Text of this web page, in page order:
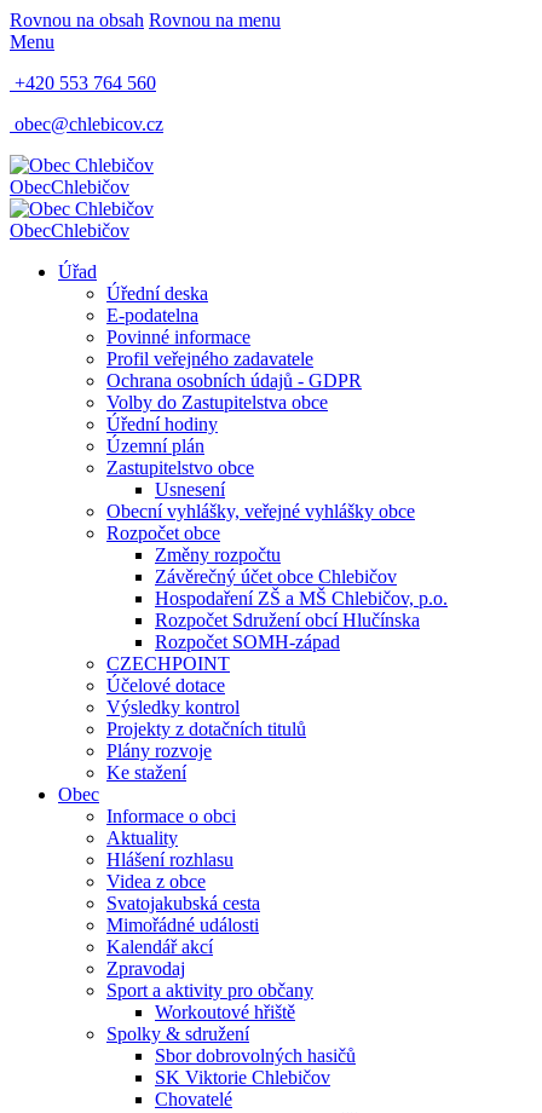
Rovnou na obsah Rovnou na menu
Menu
+420 553 764 560
obec@chlebicov.cz
ObecChlebičov
ObecChlebičov
Úřad
Úřední deska
E-podatelna
Povinné informace
Profil veřejného zadavatele
Ochrana osobních údajů - GDPR
Volby do Zastupitelstva obce
Úřední hodiny
Územní plán
Zastupitelstvo obce
Usnesení
Obecní vyhlášky, veřejné vyhlášky obce
Rozpočet obce
Změny rozpočtu
Závěrečný účet obce Chlebičov
Hospodaření ZŠ a MŠ Chlebičov, p.o.
Rozpočet Sdružení obcí Hlučínska
Rozpočet SOMH-západ
CZECHPOINT
Účelové dotace
Výsledky kontrol
Projekty z dotačních titulů
Plány rozvoje
Ke stažení
Obec
Informace o obci
Aktuality
Hlášení rozhlasu
Videa z obce
Svatojakubská cesta
Mimořádné události
Kalendář akcí
Zpravodaj
Sport a aktivity pro občany
Workoutové hřiště
Spolky & sdružení
Sbor dobrovolných hasičů
SK Viktorie Chlebičov
Chovatelé